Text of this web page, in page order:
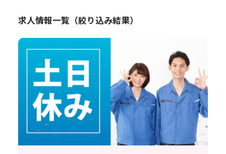
求人情報一覧（絞り込み結果）